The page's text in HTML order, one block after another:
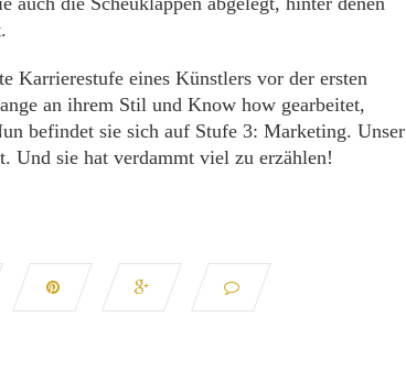
Karrierestufe eines Künstlers vor der ersten
an ihrem Stil und Know how gearbeitet,
befindet sie sich auf Stufe 3: Marketing. Unser
Und sie hat verdammt viel zu erzählen!